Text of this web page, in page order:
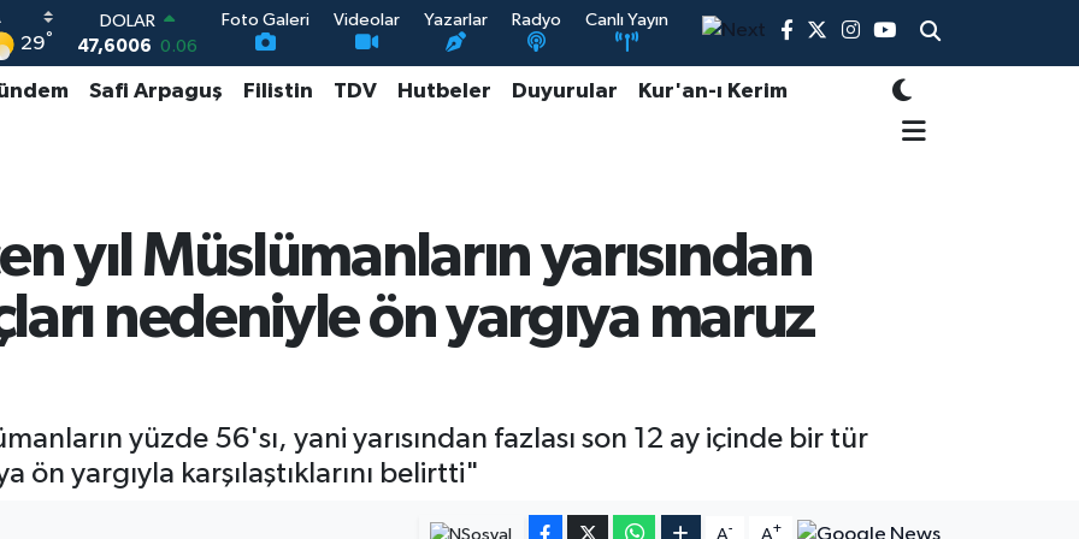
29°
DOLAR
47,6006 0.06
EURO
55,0250 0.02
13.799
70
Foto Galeri Videolar Yazarlar Radyo Canlı Yayın
Safi Arpaguş Filistin TDV Hutbeler Duyurular Kur'an-ı Kerim
yıl Müslümanların yarısından
nedeniyle ön yargıya maruz
yüzde 56'sı, yani yarısından fazlası son 12 ay içinde bir tür
ön yargıyla karşılaştıklarını belirtti"
A- A+